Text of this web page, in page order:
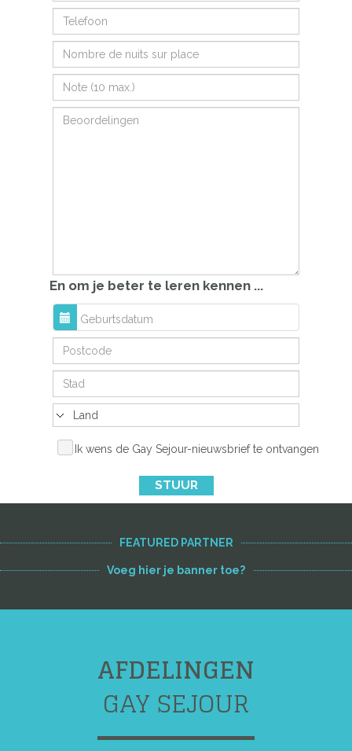
En om je beter te leren kennen ...
Ik wens de Gay Sejour-nieuwsbrief te ontvangen
STUUR
FEATURED PARTNER
Voeg hier je banner toe?
AFDELINGEN
GAY SEJOUR